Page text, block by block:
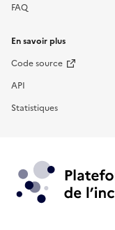
FAQ
En savoir plus
Code source
API
Statistiques